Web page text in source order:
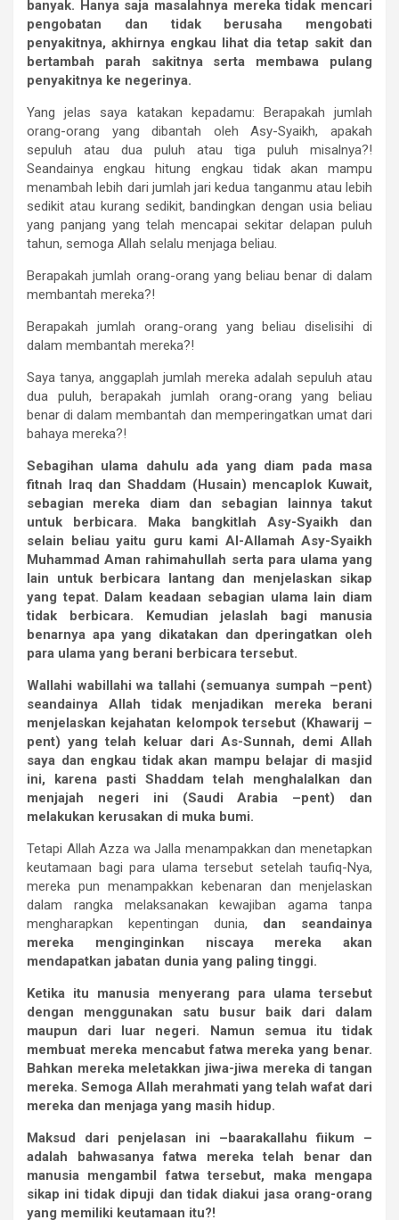
banyak. Hanya saja masalahnya mereka tidak mencari
pengobatan
dan tidak berusaha
mengobati
penyakitnya, akhirnya engkau lihat dia tetap sakit dan
bertambah
parah sakitnya serta membawa
pulang
penyakitnya ke negerinya.
Yang jelas saya katakan kepadamu: Berapakah jumlah
orang-orang yang dibantah oleh Asy-Syaikh, apakah
sepuluh atau dua puluh atau tiga puluh misalnya?!
Seandainya engkau hitung engkau tidak akan mampu
menambah lebih dari jumlah jari kedua tanganmu atau lebih
sedikit atau kurang sedikit, bandingkan dengan usia beliau
yang panjang yang telah mencapai sekitar delapan puluh
tahun, semoga Allah selalu menjaga beliau.
Berapakah jumlah orang-orang yang beliau benar di dalam
membantah mereka?!
Berapakah jumlah orang-orang yang beliau diselisihi di
dalam membantah mereka?!
Saya tanya, anggaplah jumlah mereka adalah sepuluh atau
dua puluh, berapakah jumlah orang-orang yang beliau
benar di dalam membantah dan memperingatkan umat dari
bahaya mereka?!
Sebagihan ulama dahulu ada yang diam pada masa
fitnah
Iraq dan Shaddam (Husain) mencaplok Kuwait,
sebagian
mereka diam dan sebagian lainnya takut
untuk
berbicara. Maka bangkitlah Asy-Syaikh
dan
selain
beliau yaitu guru kami Al-Allamah Asy-Syaikh
Muhammad Aman rahimahullah serta para ulama yang
lain
untuk berbicara lantang dan menjelaskan sikap
yang tepat. Dalam keadaan sebagian ulama lain diam
tidak
berbicara. Kemudian jelaslah bagi
manusia
benarnya apa yang dikatakan dan dperingatkan oleh
para ulama yang berani berbicara tersebut.
Wallahi wabillahi wa tallahi (semuanya sumpah –pent)
seandainya
Allah tidak menjadikan mereka
berani
menjelaskan kejahatan kelompok tersebut (Khawarij –
pent) yang telah keluar dari As-Sunnah, demi Allah
saya dan engkau tidak akan mampu belajar di masjid
ini,
karena pasti Shaddam telah menghalalkan
dan
menjajah
negeri ini (Saudi Arabia –pent)
dan
melakukan kerusakan di muka bumi.
Tetapi Allah Azza wa Jalla menampakkan dan menetapkan
keutamaan bagi para ulama tersebut setelah taufiq-Nya,
mereka pun menampakkan kebenaran dan menjelaskan
dalam rangka melaksanakan kewajiban agama tanpa
mengharapkan kepentingan dunia, dan
seandainya
mereka
menginginkan niscaya mereka
akan
mendapatkan jabatan dunia yang paling tinggi.
Ketika itu manusia menyerang para ulama tersebut
dengan
menggunakan satu busur baik dari
dalam
maupun
dari luar negeri. Namun semua itu
tidak
membuat mereka mencabut fatwa mereka yang benar.
Bahkan mereka meletakkan jiwa-jiwa mereka di tangan
mereka. Semoga Allah merahmati yang telah wafat dari
mereka dan menjaga yang masih hidup.
Maksud
dari penjelasan ini – baarakallahu
fiikum –
adalah
bahwasanya fatwa mereka telah benar
dan
manusia mengambil fatwa tersebut, maka mengapa
sikap ini tidak dipuji dan tidak diakui jasa orang-orang
yang memiliki keutamaan itu?!